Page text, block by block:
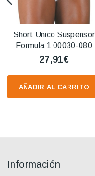
AÑADIR AL CARRITO
Short Unico Suspensor
Formula 1 00030-080
27,91€
Información